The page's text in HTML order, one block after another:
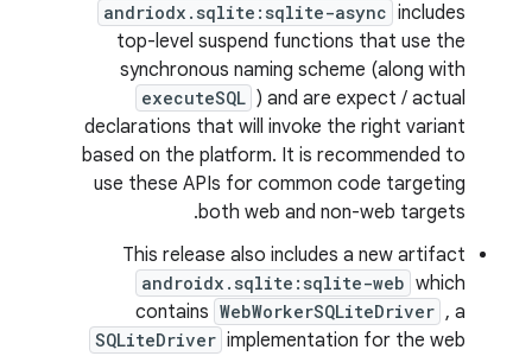
andriodx.sqlite:sqlite-async includes
top-level suspend functions that use the
synchronous naming scheme (along with
executeSQL ) and are expect / actual
declarations that will invoke the right variant
based on the platform. It is recommended to
use these APIs for common code targeting
both web and non-web targets.
This release also includes a new artifact
androidx.sqlite:sqlite-web which
contains WebWorkerSQLiteDriver , a
SQLiteDriver implementation for the web